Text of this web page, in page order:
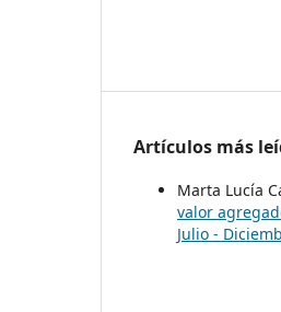
Artículos más
Marta Lucía
valor
Julio -